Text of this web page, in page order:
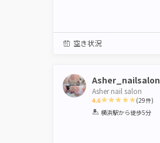
空き状況
Asher_nailsalon
Asher nail salon
4.6
1 2 3 4 5
(29件)
横浜駅から徒歩5分